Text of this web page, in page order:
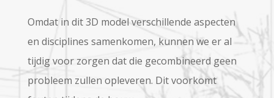
Omdat in dit 3D model verschillende aspecten
en disciplines samenkomen, kunnen we er al
tijdig voor zorgen dat die gecombineerd geen
probleem zullen opleveren. Dit voorkomt